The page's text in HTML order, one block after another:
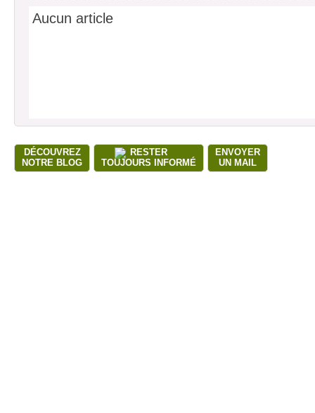
Aucun article
DÉCOUVREZ
NOTRE BLOG
RESTER
TOUJOURS INFORMÉ
ENVOYER
UN MAIL